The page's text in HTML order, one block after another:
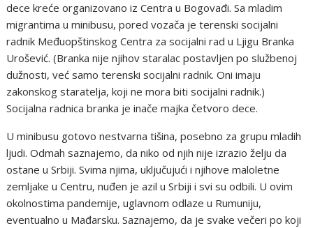
dece kreće organizovano iz Centra u Bogovađi. Sa mladim
migrantima u minibusu, pored vozača je terenski socijalni
radnik Međuopštinskog Centra za socijalni rad u Ljigu Branka
Urošević. (Branka nije njihov staralac postavljen po službenoj
dužnosti, već samo terenski socijalni radnik. Oni imaju
zakonskog staratelja, koji ne mora biti socijalni radnik.)
Socijalna radnica branka je inače majka četvoro dece.
U minibusu gotovo nestvarna tišina, posebno za grupu mladih
ljudi. Odmah saznajemo, da niko od njih nije izrazio želju da
ostane u Srbiji. Svima njima, uključujući i njihove maloletne
zemljake u Centru, nuđen je azil u Srbiji i svi su odbili. U ovim
okolnostima pandemije, uglavnom odlaze u Rumuniju,
eventualno u Mađarsku. Saznajemo, da je svake večeri po koji